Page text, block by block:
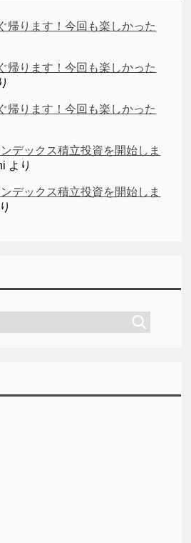
帰ります！今回も楽しかった
帰ります！今回も楽しかった
帰ります！今回も楽しかった
デックス積立投資を開始しま
より
デックス積立投資を開始しま